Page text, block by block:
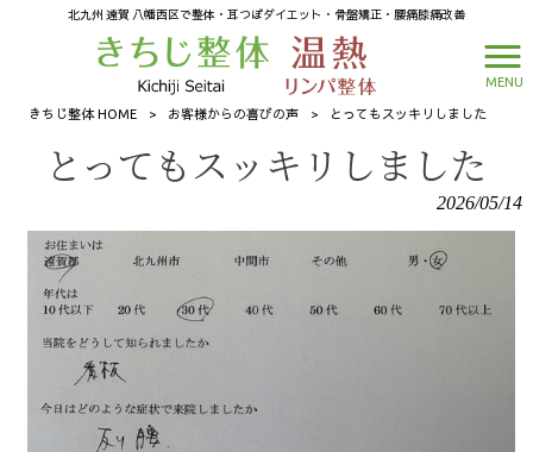
北九州 遠賀 八幡西区で整体・耳つぼダイエット・骨盤矯正・腰痛膝痛改善
MENU
きちじ整体 HOME > お客様からの喜びの声 > とってもスッキリしました
とってもスッキリしました
2026/05/14